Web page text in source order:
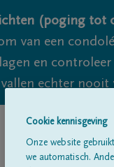
(poging tot
van een
en
echter
Cookie kennisgeving
Onze website
we automatisch.